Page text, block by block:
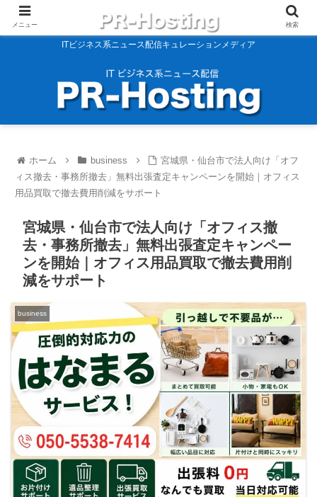
ITビジネス系ニュース配信キュレーションメディア
ホーム business
宮城県・仙台市で法人向け「オフ
ィス撤去・事務所撤去」無料出張査定キャンペーンを開始｜オフィス
用品買取で撤去費用削減をサポート
宮城県・仙台市で法人向け「オフィス撤
去・事務所撤去」無料出張査定キャンペー
ンを開始｜オフィス用品買取で撤去費用削
減をサポート
business
メニュー 検索